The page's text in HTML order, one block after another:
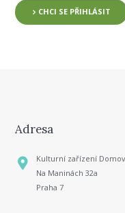
CHCI SE PŘIHLÁSIT
Adresa
Kulturní zařízení
Na Maninách 32a
Praha 7